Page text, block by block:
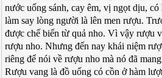
nước uống sánh, cay êm, vị ngọt dịu,
làm say lòng người là lên men rượu.
được chế biến từ quả nho. Vì vậy rượu
rượu nho. Nhưng đến nay khái niệm
riêng để nói về rượu nho mà nó đã
Rượu vang là đồ uống có cồn ở hàm